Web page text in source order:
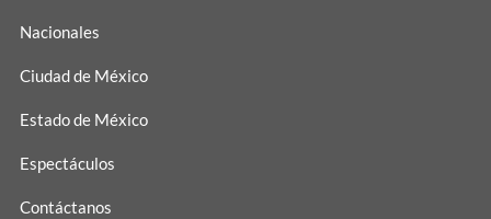
Nacionales
Ciudad de México
Estado de México
Espectáculos
Contáctanos